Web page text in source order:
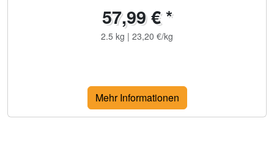
57,99 € *
2.5 kg | 23,20 €/kg
Mehr Informationen